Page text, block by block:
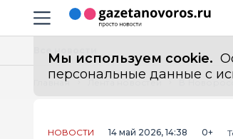
Навигация сайта
Мы используем cookie.
персональные данные с
Главная Лента новостей В Новороссийске объявлено штормовое предупреждение: ливни, град
НОВОСТИ 14 май 2026, 14:38 0+